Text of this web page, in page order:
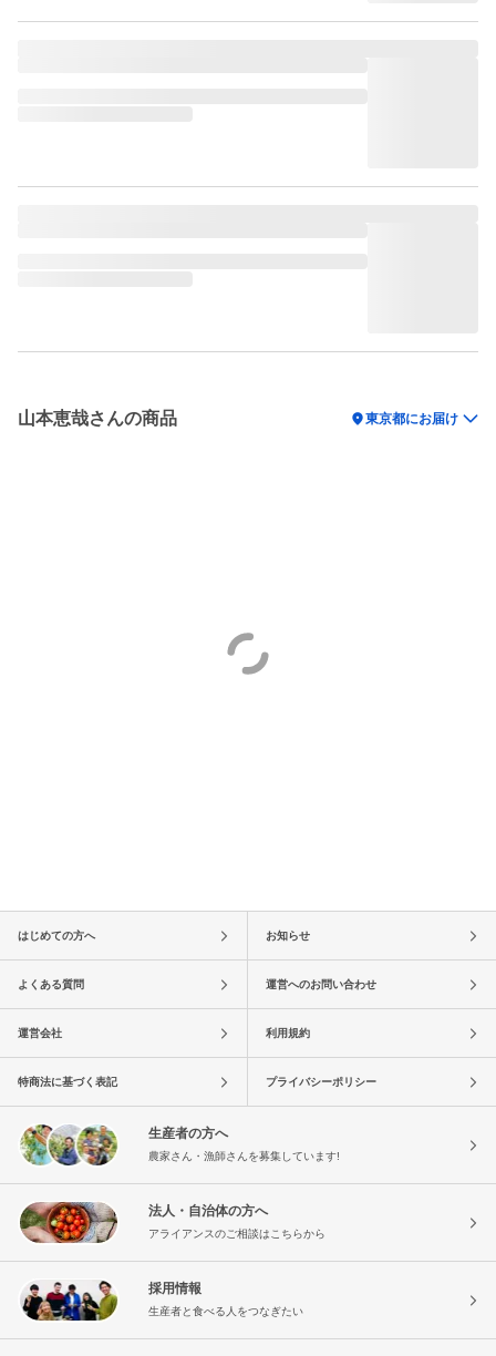
山本恵哉さんの商品 location_on東京都にお届け
はじめての方へ お知らせ
よくある質問 運営へのお問い合わせ
運営会社 利用規約
特商法に基づく表記 プライバシーポリシー
生産者の方へ
農家さん・漁師さんを募集しています!
法人・自治体の方へ
アライアンスのご相談はこちらから
採用情報
生産者と食べる人をつなぎたい